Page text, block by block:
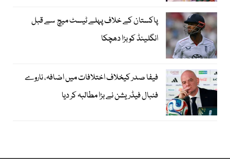
پاکستان کے خلاف پہلے ٹیسٹ میچ سے قبل
انگلینڈ کو بڑا دھچکا
فیفا صدر کیخلاف اختلافات میں اضافہ، ناروے
فٹبال فیڈریشن نے بڑا مطالبہ کر دیا